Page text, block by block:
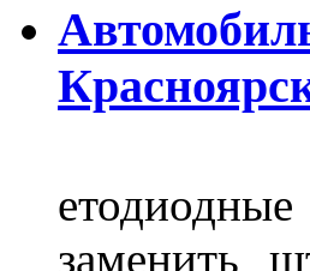
заменить